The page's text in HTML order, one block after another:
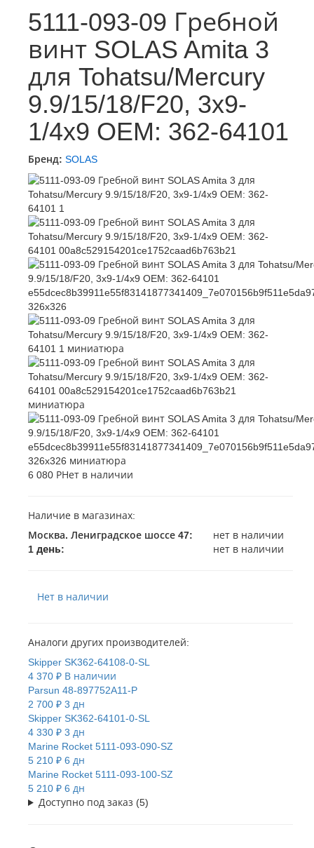
5111-093-09 Гребной
винт SOLAS Amita 3
для Tohatsu/Mercury
9.9/15/18/F20, 3x9-
1/4x9 OEM: 362-64101
Бренд: SOLAS
6 080 РНет в наличии
Наличие в магазинах:
Москва. Лениградское шоссе 47:
нет в наличии
1 день:
нет в наличии
Нет в наличии
Аналоги других производителей:
Skipper SK362-64108-0-SL
4 370 ₽ В наличии
Parsun 48-897752A11-P
2 700 ₽ 3 дн
Skipper SK362-64101-0-SL
4 330 ₽ 3 дн
Marine Rocket 5111-093-090-SZ
5 210 ₽ 6 дн
Marine Rocket 5111-093-100-SZ
5 210 ₽ 6 дн
Доступно под заказ (5)